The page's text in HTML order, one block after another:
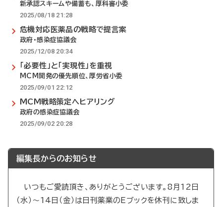
新承認スキームや備蓄も、厚科審小委
2025/08/18 21:28
危機対応医薬品の戦略で提言案
政府・感染症協議会
2025/12/08 20:34
「必要性」と「実現性」を重視
MCM開発の優先順位、厚労省小委
2025/09/01 22:12
MCM戦略策定へヒアリング
政府の感染症協議会
2025/09/02 20:28
編集長からのお知らせ
いつもご愛読頂き、ありがとうございます。8月12日
（水）～14日（金）は日刊薬業のEブックを休刊に致しま